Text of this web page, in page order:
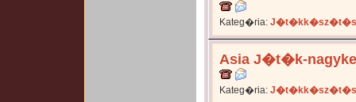
Kateg�ria: J�t�kk�sz�t�s
Asia J�t�k-
Kateg�ria: J�t�kk�sz�t�s